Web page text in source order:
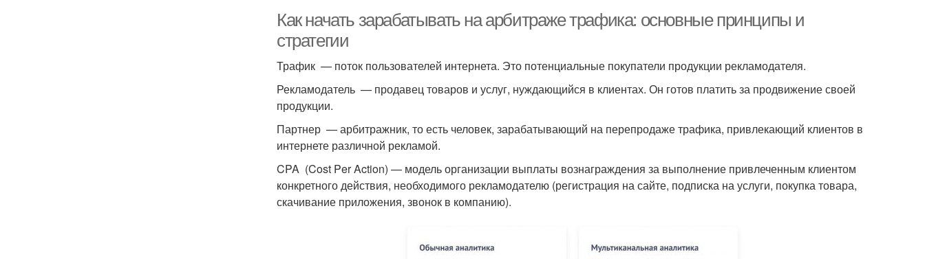
Как начать зарабатывать на арбитраже трафика: основные принципы и
стратегии
Трафик — поток пользователей интернета. Это потенциальные покупатели продукции рекламодателя.
Рекламодатель — продавец товаров и услуг, нуждающийся в клиентах. Он готов платить за продвижение своей
продукции.
Партнер — арбитражник, то есть человек, зарабатывающий на перепродаже трафика, привлекающий клиентов в
интернете различной рекламой.
CPA (Cost Per Action) — модель организации выплаты вознаграждения за выполнение привлеченным клиентом
конкретного действия, необходимого рекламодателю (регистрация на сайте, подписка на услуги, покупка товара,
скачивание приложения, звонок в компанию).